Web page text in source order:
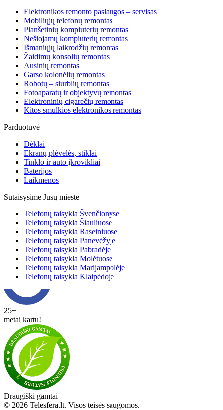
Elektronikos remonto paslaugos – servisas
Mobiliųjų telefonų remontas
Planšetinių kompiuterių remontas
Nešiojamų kompiuterių remontas
Išmaniųjų laikrodžių remontas
Žaidimų konsolių remontas
Ausinių remontas
Garso kolonėlių remontas
Robotų – siurblių remontas
Fotoaparatų ir objektyvų remontas
Elektroninių cigarečių remontas
Kitos smulkios elektronikos remontas
Parduotuvė
Dėklai
Ekranų plėvelės, stiklai
Tinklo ir auto įkrovikliai
Baterijos
Laikmenos
Sutaisysime Jūsų mieste
Telefonų taisykla Švenčionyse
Telefonų taisykla Šiauliuose
Telefonų taisykla Raseiniuose
Telefonų taisykla Panevėžyje
Telefonų taisykla Pabradėje
Telefonų taisykla Molėtuose
Telefonų taisykla Marijampolėje
Telefonų taisykla Klaipėdoje
25+
metai kartu!
Draugiški gamtai
© 2026 Telesfera.lt. Visos teisės saugomos.